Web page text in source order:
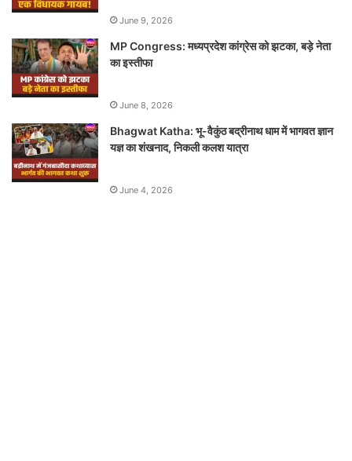
June 9, 2026
MP Congress: मध्यप्रदेश कांग्रेस को झटका, बड़े नेता
का इस्तीफा
June 8, 2026
Bhagwat Katha: भू-वैकुंठ बद्रीनाथ धाम में भागवत ज्ञान
यज्ञ का शंखनाद, निकली कलश यात्रा
June 4, 2026